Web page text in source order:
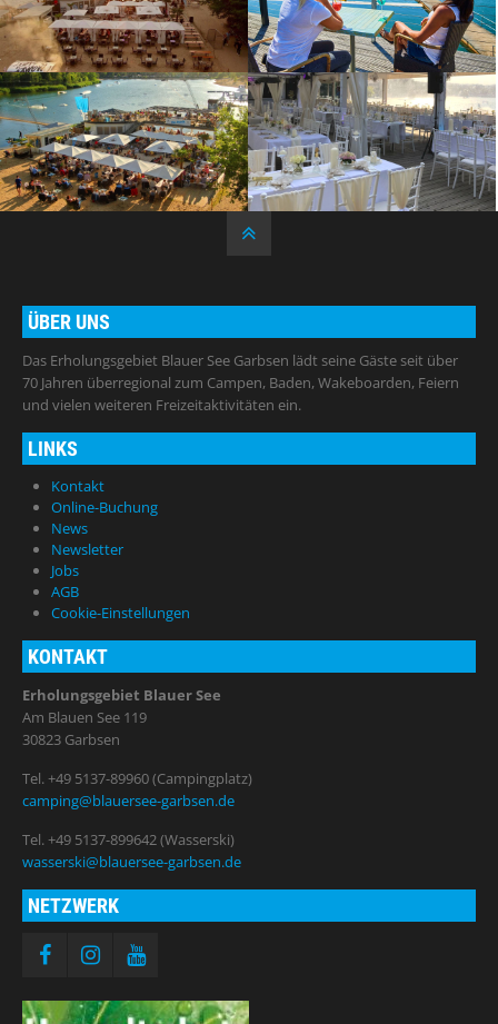
Akzeptieren
Powered byUsercentrics Consent
Management Platform
ÜBER UNS
Das Erholungsgebiet Blauer See Garbsen lädt seine Gäste seit über
70 Jahren überregional zum Campen, Baden, Wakeboarden, Feiern
und vielen weiteren Freizeitaktivitäten ein.
LINKS
Kontakt
Online-Buchung
News
Newsletter
Jobs
AGB
Cookie-Einstellungen
KONTAKT
Erholungsgebiet Blauer See
Am Blauen See 119
30823 Garbsen
Tel. +49 5137-89960 (Campingplatz)
camping@blauersee-garbsen.de
Tel. +49 5137-899642 (Wasserski)
wasserski@blauersee-garbsen.de
NETZWERK